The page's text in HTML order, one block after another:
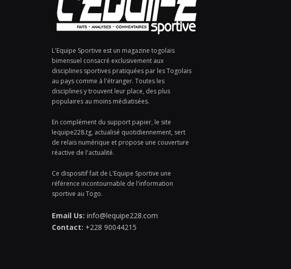
L'Equipe Sportive est un magazine togolais
bimensuel consacré exclusivement aux
disciplines sportives pratiquées par les Togolais
au pays comme à l'étranger. Toutes les
disciplines y trouvent leur place, des plus
populaires au moins médiatisées.
En complément du support papier, le site
lequipe228.tg, actualisé quotidiennement, sert
de relais numérique et propose une couverture
réactive de l'actualité.
Ce dispositif fait de L'Equipe Sportive une
référence incontournable de l'information
sportive au Togo.
Email Us: info@lequipe228.com
Contact: +228 90044215